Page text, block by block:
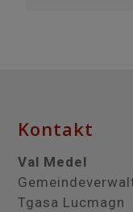
Kontakt
Val Medel
Tgasa Lucmagn